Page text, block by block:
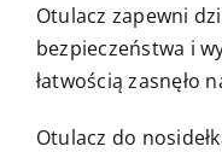
Otulacz zapewni
bezpieczeństwa i
łatwością zasnęło
Otulacz do